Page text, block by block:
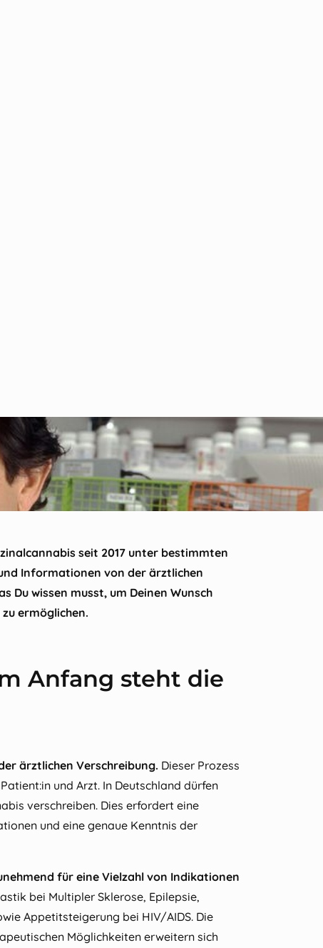
seit 2017 unter bestimmten
Informationen von der ärztlichen
Du wissen musst, um Deinen Wunsch
ermöglichen.
Anfang steht die
ärztlichen Verschreibung. Dieser Prozess
und Arzt. In Deutschland dürfen
verschreiben. Dies erfordert eine
und eine genaue Kenntnis der
für eine Vielzahl von Indikationen
bei Multipler Sklerose, Epilepsie,
Appetitsteigerung bei HIV/AIDS. Die
Möglichkeiten erweitern sich